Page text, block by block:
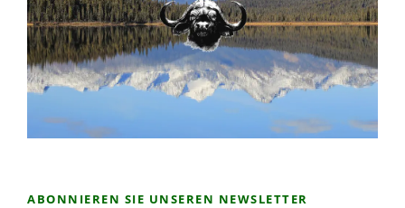
ABONNIEREN SIE UNSEREN NEWSLETTER